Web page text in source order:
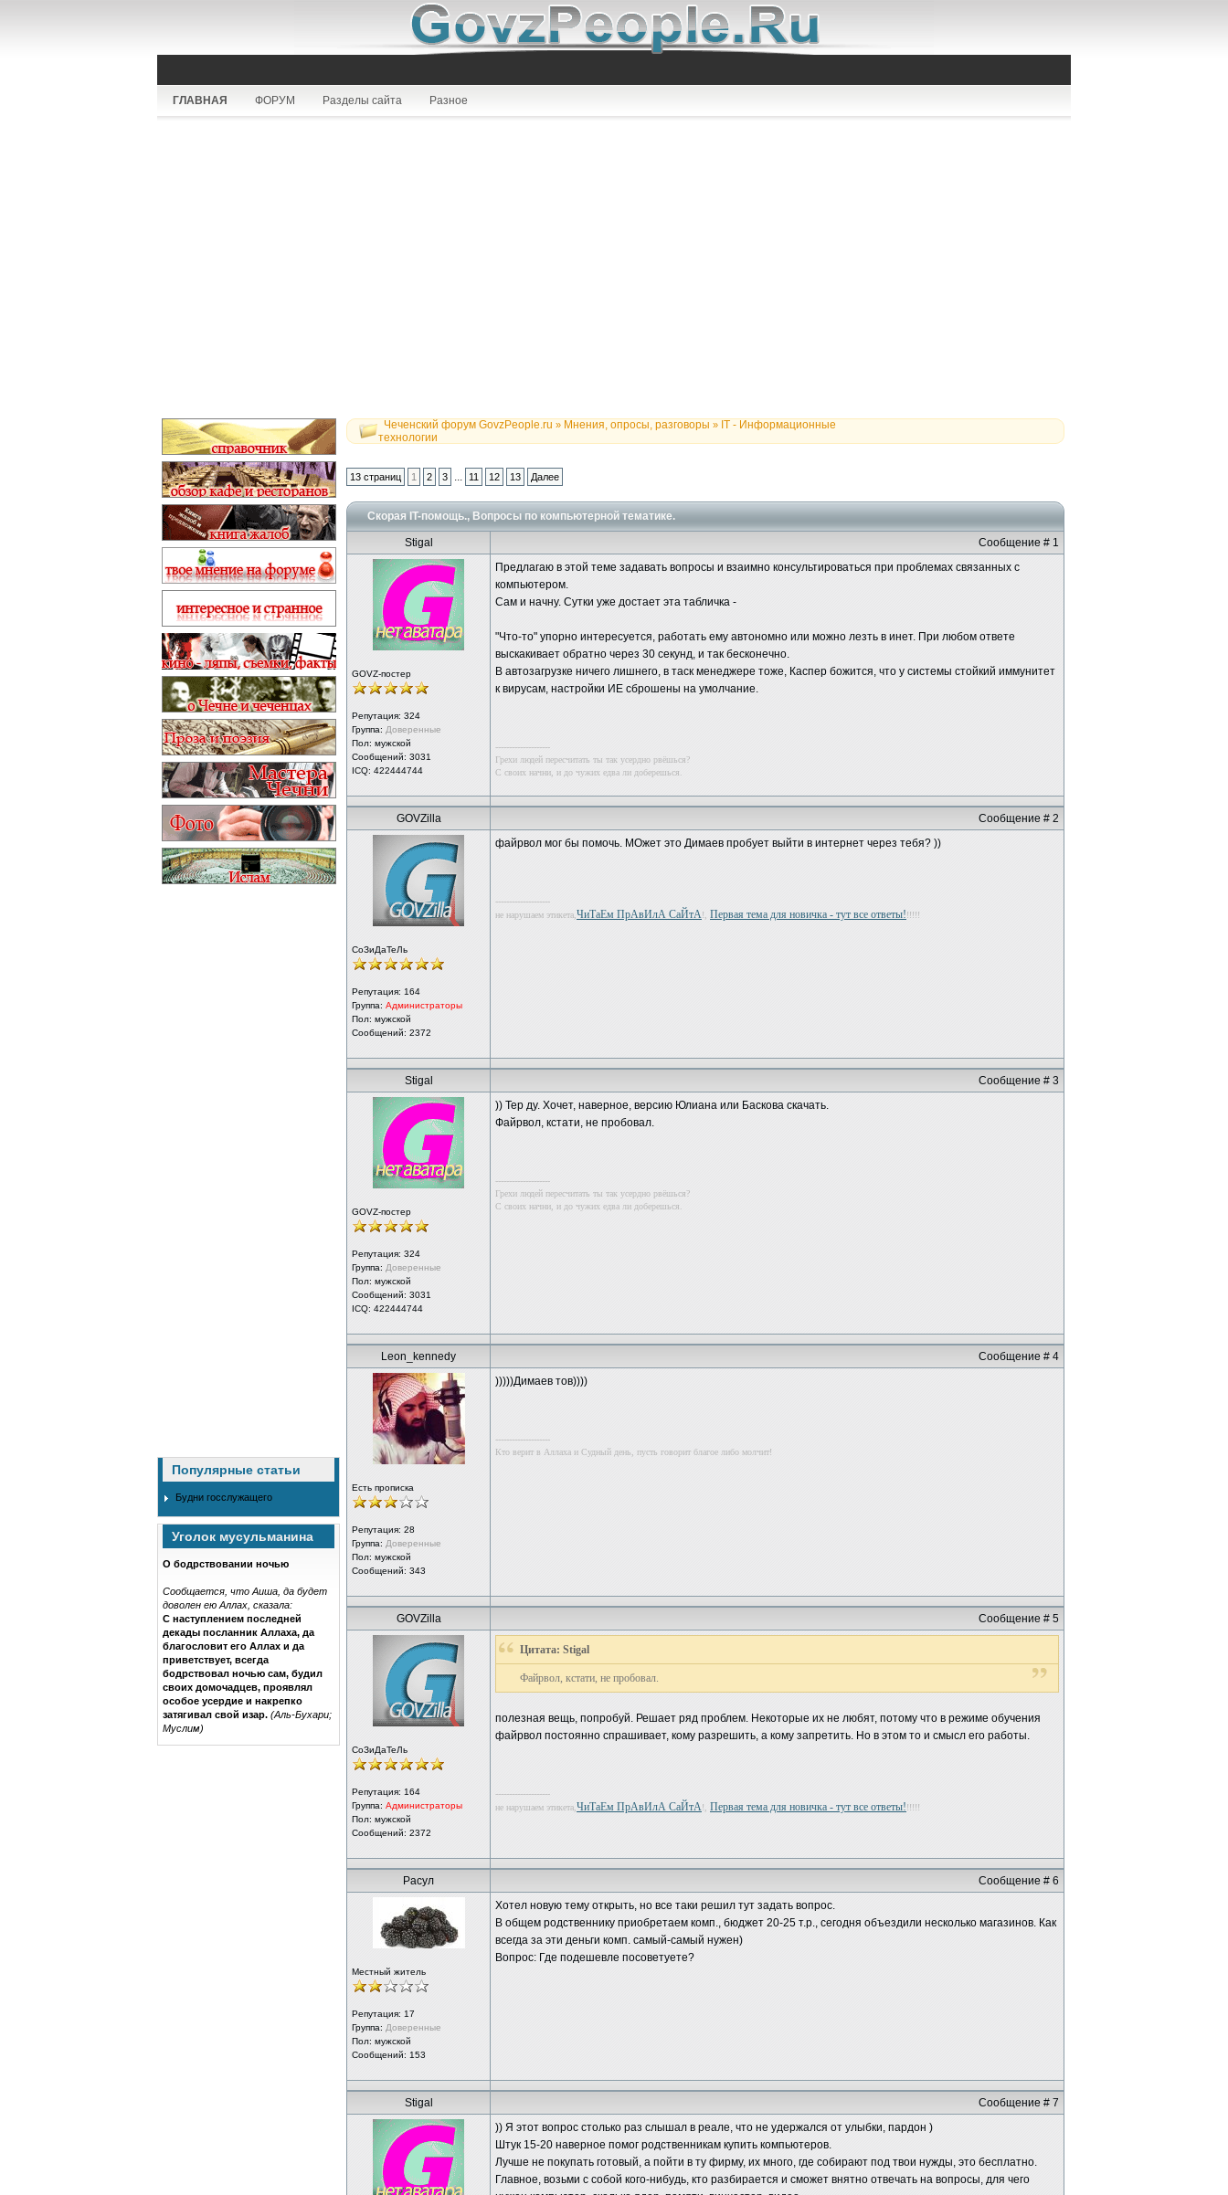
ГЛАВНАЯ ФОРУМ Разделы сайта Разное
Популярные статьи
Будни госслужащего
Уголок мусульманина
О бодрствовании ночью
Сообщается, что Аиша, да будет
доволен ею Аллах, сказала:
С наступлением последней
декады посланник Аллаха, да
благословит его Аллах и да
приветствует, всегда
бодрствовал ночью сам, будил
своих домочадцев, проявлял
особое усердие и накрепко
затягивал свой изар. (Аль-Бухари;
Муслим)
Чеченский форум GovzPeople.ru » Мнения, опросы, разговоры » IT - Информационные
технологии
13 страниц 1 2 3 ... 11 12 13 Далее
Скорая IT-помощь., Вопросы по компьютерной тематике.
Stigal Сообщение # 1
GOVZ-постер
Репутация: 324
Группа: Доверенные
Пол: мужской
Сообщений: 3031
ICQ: 422444744
Предлагаю в этой теме задавать вопросы и взаимно консультироваться при проблемах связанных с
компьютером.
Сам и начну. Сутки уже достает эта табличка -
"Что-то" упорно интересуется, работать ему автономно или можно лезть в инет. При любом ответе
выскакивает обратно через 30 секунд, и так бесконечно.
В автозагрузке ничего лишнего, в таск менеджере тоже, Каспер божится, что у системы стойкий иммунитет
к вирусам, настройки ИЕ сброшены на умолчание.
--------------------
Грехи людей пересчитать ты так усердно рвёшься?
С своих начни, и до чужих едва ли доберешься.
GOVZilla Сообщение # 2
СоЗиДаТеЛь
Репутация: 164
Группа: Администраторы
Пол: мужской
Сообщений: 2372
файрвол мог бы помочь. МОжет это Димаев пробует выйти в интернет через тебя? ))
--------------------
не нарушаем этикета, ЧиТаЕм ПрАвИлА СаЙтА!, Первая тема для новичка - тут все ответы!!!!!!
Stigal Сообщение # 3
GOVZ-постер
Репутация: 324
Группа: Доверенные
Пол: мужской
Сообщений: 3031
ICQ: 422444744
)) Тер ду. Хочет, наверное, версию Юлиана или Баскова скачать.
Файрвол, кстати, не пробовал.
--------------------
Грехи людей пересчитать ты так усердно рвёшься?
С своих начни, и до чужих едва ли доберешься.
Leon_kennedy Сообщение # 4
Есть прописка
Репутация: 28
Группа: Доверенные
Пол: мужской
Сообщений: 343
)))))Димаев тов))))
--------------------
Кто верит в Аллаха и Судный день, пусть говорит благое либо молчит!
GOVZilla Сообщение # 5
СоЗиДаТеЛь
Репутация: 164
Группа: Администраторы
Пол: мужской
Сообщений: 2372
Цитата: Stigal
Файрвол, кстати, не пробовал.
полезная вещь, попробуй. Решает ряд проблем. Некоторые их не любят, потому что в режиме обучения
файрвол постоянно спрашивает, кому разрешить, а кому запретить. Но в этом то и смысл его работы.
--------------------
не нарушаем этикета, ЧиТаЕм ПрАвИлА СаЙтА!, Первая тема для новичка - тут все ответы!!!!!!
Расул Сообщение # 6
Местный житель
Репутация: 17
Группа: Доверенные
Пол: мужской
Сообщений: 153
Хотел новую тему открыть, но все таки решил тут задать вопрос.
В общем родственнику приобретаем комп., бюджет 20-25 т.р., сегодня объездили несколько магазинов. Как
всегда за эти деньги комп. самый-самый нужен)
Вопрос: Где подешевле посоветуете?
Stigal Сообщение # 7
)) Я этот вопрос столько раз слышал в реале, что не удержался от улыбки, пардон )
Штук 15-20 наверное помог родственникам купить компьютеров.
Лучше не покупать готовый, а пойти в ту фирму, их много, где собирают под твои нужды, это бесплатно.
Главное, возьми с собой кого-нибудь, кто разбирается и сможет внятно отвечать на вопросы, для чего